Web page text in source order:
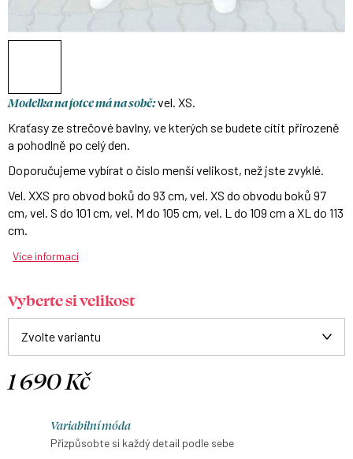
Modelka na fotce má na sobě:vel. XS.
Kraťasy ze strečové bavlny, ve kterých se budete cítit přirozeně
a pohodlně po celý den.
Doporučujeme vybírat o číslo menší velikost, než jste zvyklé.
Vel. XXS pro obvod boků do 93 cm, vel. XS do obvodu boků 97
cm, vel. S do 101 cm, vel. M do 105 cm, vel. L do 109 cm a XL do 113
cm.
Více informací
Vyberte si velikost
1 690 Kč
Variabilní móda
Přizpůsobte si každý detail podle sebe